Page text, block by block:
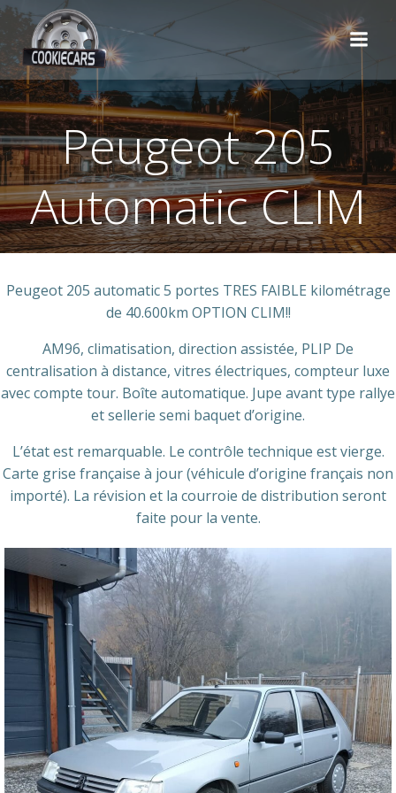
contenu
Peugeot 205
Automatic CLIM
Peugeot 205 automatic 5 portes TRES FAIBLE kilométrage
de 40.600km OPTION CLIM!!
AM96, climatisation, direction assistée, PLIP De
centralisation à distance, vitres électriques, compteur luxe
avec compte tour. Boîte automatique. Jupe avant type rallye
et sellerie semi baquet d’origine.
L’état est remarquable. Le contrôle technique est vierge.
Carte grise française à jour (véhicule d’origine français non
importé). La révision et la courroie de distribution seront
faite pour la vente.